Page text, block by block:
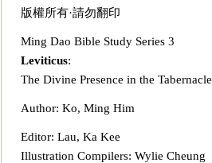
版權所有·請勿翻印
Ming Dao Bible Study Series 3
Leviticus:
The Divine Presence in the Tabernacle
Author: Ko, Ming Him
Editor: Lau, Ka Kee
Illustration Compilers: Wylie Cheung